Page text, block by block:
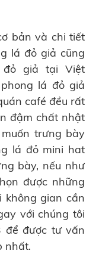
bản và chi tiết
lá đỏ giả cũng
giả tại Việt
lá đỏ giả
café đều rất
đậm chất nhật
trưng bày
lá đỏ mini hat
bày, nếu như
được những
không gian cần
với chúng tôi
để được tư vấn
nhất.